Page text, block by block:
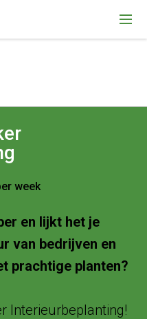
"Organization", "name":
"logo": "" }
week
en lijkt het je
van bedrijven en
prachtige planten?
Interieurbeplanting!